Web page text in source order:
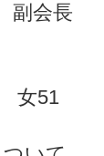
副会長
女51